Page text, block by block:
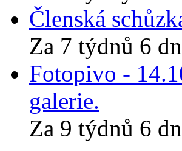
Členská
Za 7 týdnů 6
Fotopivo -
galerie.
Za 9 týdnů 6